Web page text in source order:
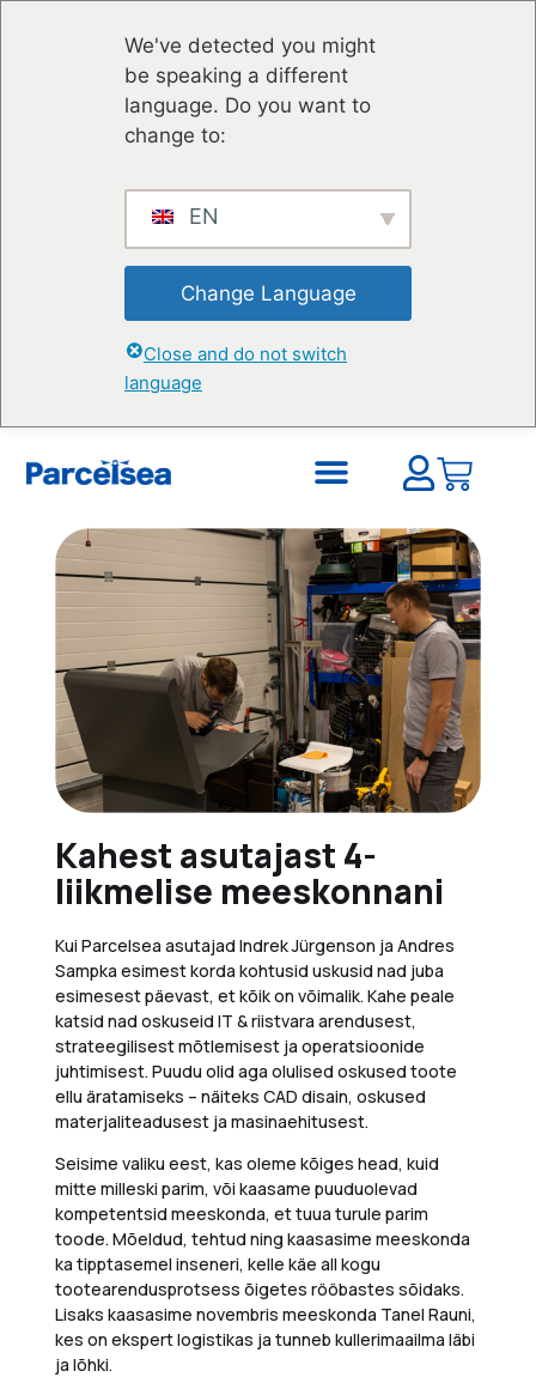
We've detected you might
be speaking a different
language. Do you want to
change to:
EN
Change Language
Close and do not switch
language
Kahest asutajast 4-
liikmelise meeskonnani
Kui Parcelsea asutajad Indrek Jürgenson ja Andres
Sampka esimest korda kohtusid uskusid nad juba
esimesest päevast, et kõik on võimalik. Kahe peale
katsid nad oskuseid IT & riistvara arendusest,
strateegilisest mõtlemisest ja operatsioonide
juhtimisest. Puudu olid aga olulised oskused toote
ellu äratamiseks – näiteks CAD disain, oskused
materjaliteadusest ja masinaehitusest.
Seisime valiku eest, kas oleme kõiges head, kuid
mitte milleski parim, või kaasame puuduolevad
kompetentsid meeskonda, et tuua turule parim
toode. Mõeldud, tehtud ning kaasasime meeskonda
ka tipptasemel inseneri, kelle käe all kogu
tootearendusprotsess õigetes rööbastes sõidaks.
Lisaks kaasasime novembris meeskonda Tanel Rauni,
kes on ekspert logistikas ja tunneb kullerimaailma läbi
ja lõhki.